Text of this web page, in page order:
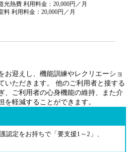
光熱費 利用料金：20,000円／月
料 利用料金：20,000円／月
お迎えし、機能訓練やレクリエーショ
いただきます。 他のご利用者と接する
、ご利用者の心身機能の維持、また介
を軽減することができます。
認定をお持ちで「要支援1～2」、